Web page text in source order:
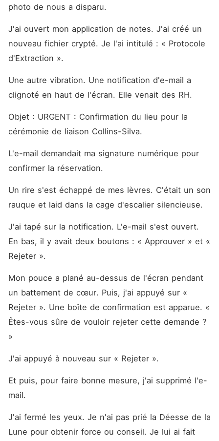
photo de nous a disparu.
J'ai ouvert mon application de notes. J'ai créé un
nouveau fichier crypté. Je l'ai intitulé : « Protocole
d'Extraction ».
Une autre vibration. Une notification d'e-mail a
clignoté en haut de l'écran. Elle venait des RH.
Objet : URGENT : Confirmation du lieu pour la
cérémonie de liaison Collins-Silva.
L'e-mail demandait ma signature numérique pour
confirmer la réservation.
Un rire s'est échappé de mes lèvres. C'était un son
rauque et laid dans la cage d'escalier silencieuse.
J'ai tapé sur la notification. L'e-mail s'est ouvert.
En bas, il y avait deux boutons : « Approuver » et «
Rejeter ».
Mon pouce a plané au-dessus de l'écran pendant
un battement de cœur. Puis, j'ai appuyé sur «
Rejeter ». Une boîte de confirmation est apparue. «
Êtes-vous sûre de vouloir rejeter cette demande ?
»
J'ai appuyé à nouveau sur « Rejeter ».
Et puis, pour faire bonne mesure, j'ai supprimé l'e-
mail.
J'ai fermé les yeux. Je n'ai pas prié la Déesse de la
Lune pour obtenir force ou conseil. Je lui ai fait